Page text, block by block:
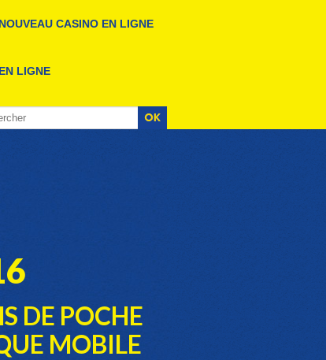
NOUVEAU CASINO EN LIGNE
LIGNE
DE POCHE
MOBILE